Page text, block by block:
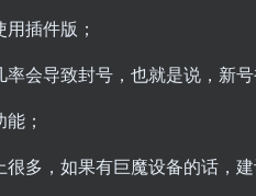
插件版；
会导致封号，也就是说，新
；
多，如果有巨魔设备的话，